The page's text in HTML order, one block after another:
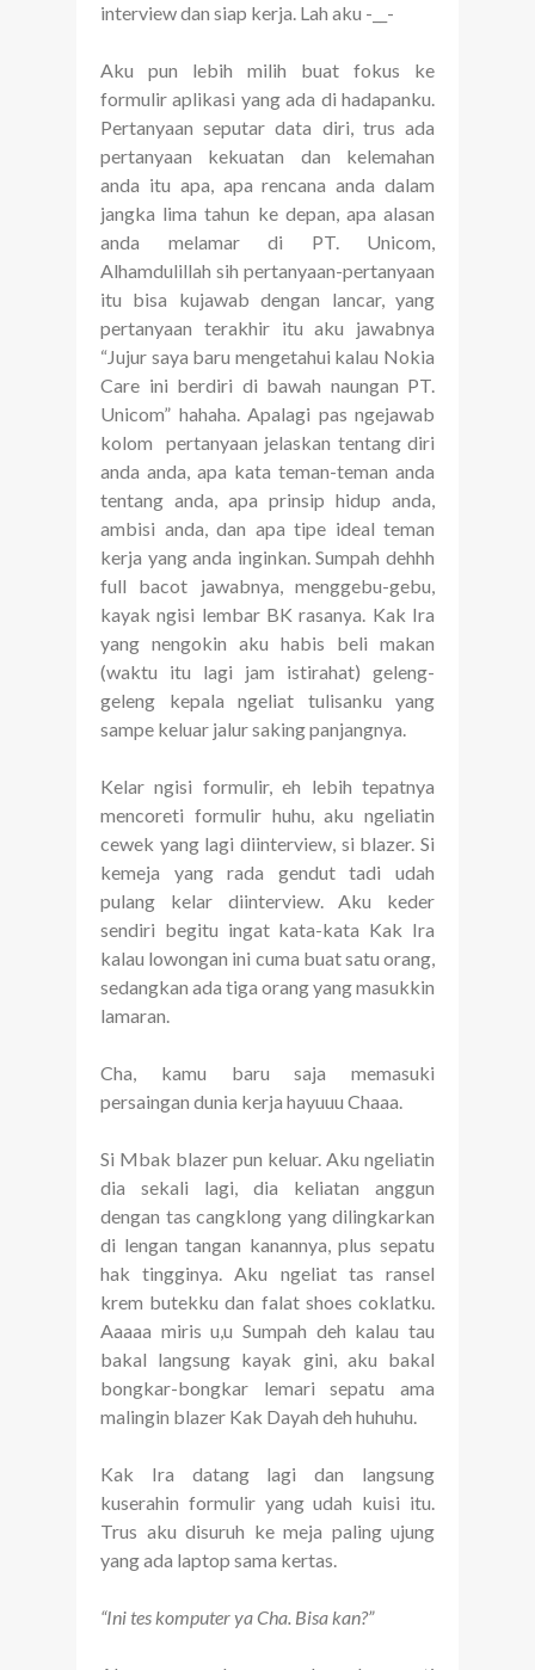
interview dan siap kerja. Lah aku -__-
Aku pun lebih milih buat fokus ke
formulir aplikasi yang ada di hadapanku.
Pertanyaan seputar data diri, trus ada
pertanyaan kekuatan dan kelemahan
anda itu apa, apa rencana anda dalam
jangka lima tahun ke depan, apa alasan
anda melamar di PT. Unicom,
Alhamdulillah sih pertanyaan-pertanyaan
itu bisa kujawab dengan lancar, yang
pertanyaan terakhir itu aku jawabnya
“Jujur saya baru mengetahui kalau Nokia
Care ini berdiri di bawah naungan PT.
Unicom” hahaha. Apalagi pas ngejawab
kolom
pertanyaan jelaskan tentang diri
anda anda, apa kata teman-teman anda
tentang anda, apa prinsip hidup anda,
ambisi anda, dan apa tipe ideal teman
kerja yang anda inginkan. Sumpah dehhh
full bacot jawabnya, menggebu-gebu,
kayak ngisi lembar BK rasanya. Kak Ira
yang nengokin aku habis beli makan
(waktu itu lagi jam istirahat) geleng-
geleng kepala ngeliat tulisanku yang
sampe keluar jalur saking panjangnya.
Kelar ngisi formulir, eh lebih tepatnya
mencoreti formulir huhu, aku ngeliatin
cewek yang lagi diinterview, si blazer. Si
kemeja yang rada gendut tadi udah
pulang kelar diinterview. Aku keder
sendiri begitu ingat kata-kata Kak Ira
kalau lowongan ini cuma buat satu orang,
sedangkan ada tiga orang yang masukkin
lamaran.
Cha, kamu baru saja memasuki
persaingan dunia kerja hayuuu Chaaa.
Si Mbak blazer pun keluar. Aku ngeliatin
dia sekali lagi, dia keliatan anggun
dengan tas cangklong yang dilingkarkan
di lengan tangan kanannya, plus sepatu
hak tingginya. Aku ngeliat tas ransel
krem butekku dan falat shoes coklatku.
Aaaaa miris u,u Sumpah deh kalau tau
bakal langsung kayak gini, aku bakal
bongkar-bongkar lemari sepatu ama
malingin blazer Kak Dayah deh huhuhu.
Kak Ira datang lagi dan langsung
kuserahin formulir yang udah kuisi itu.
Trus aku disuruh ke meja paling ujung
yang ada laptop sama kertas.
“Ini tes komputer ya Cha. Bisa kan?”